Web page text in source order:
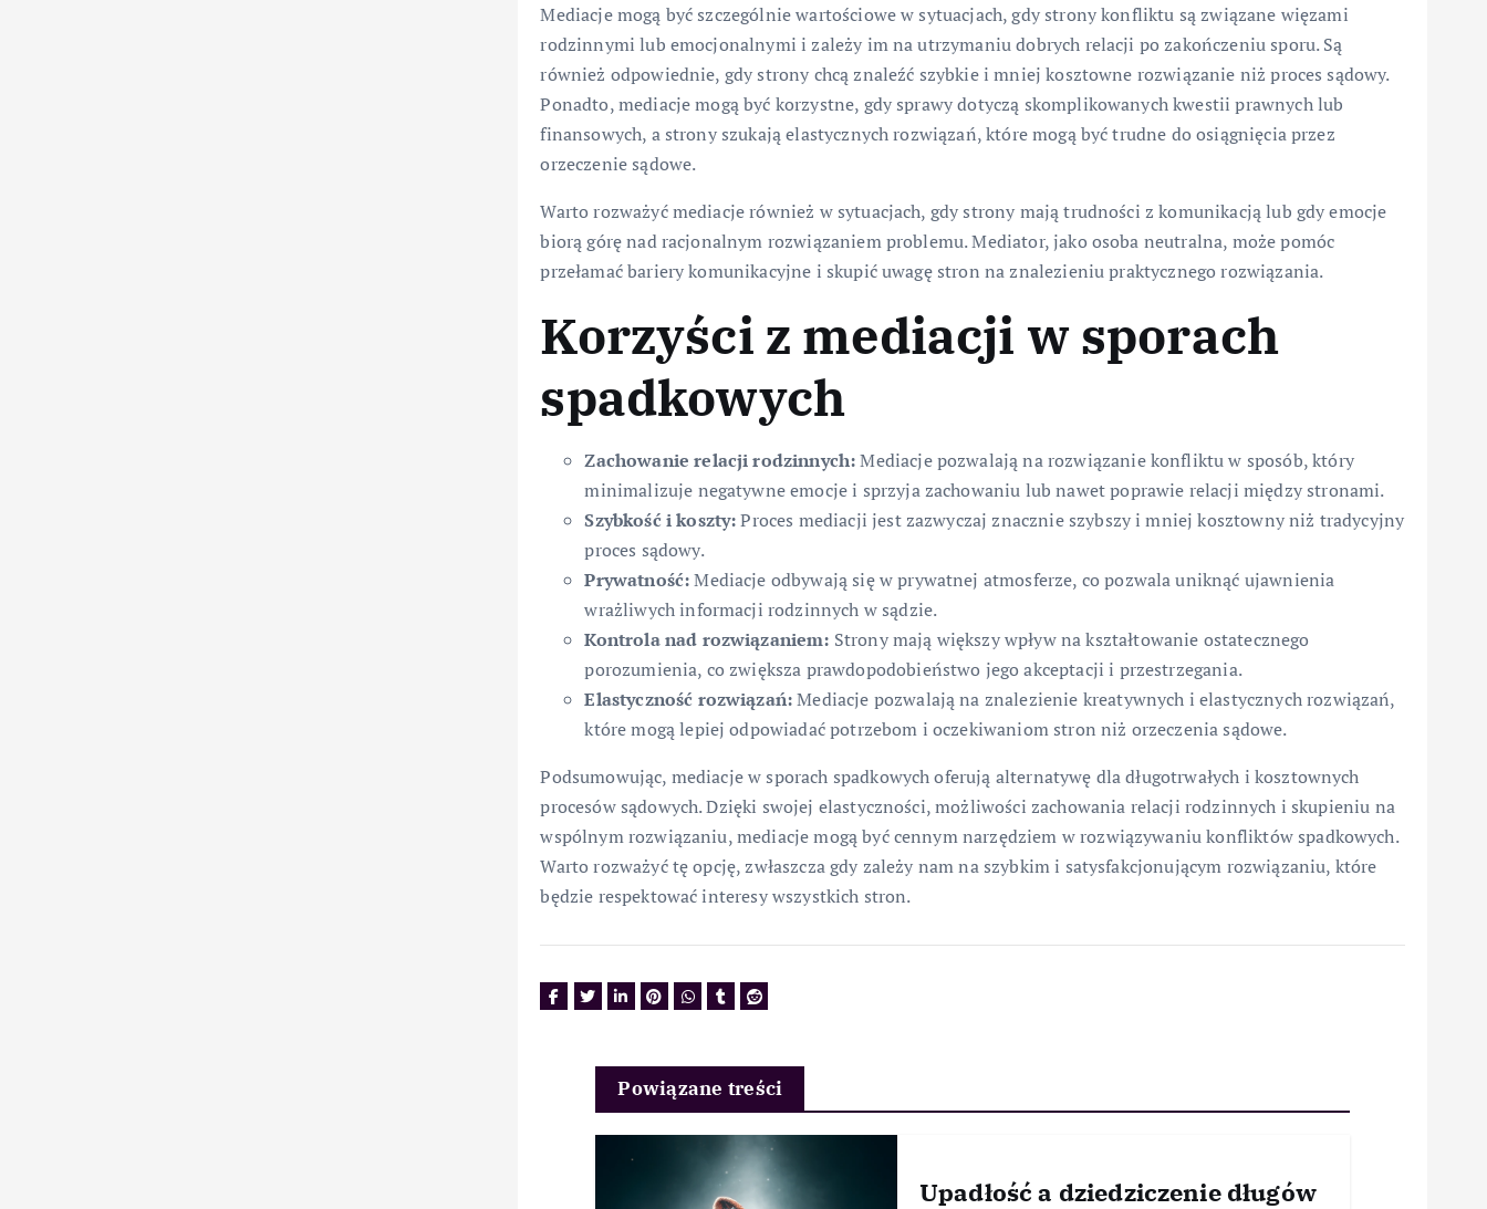
Mediacje mogą być szczególnie wartościowe w sytuacjach, gdy strony konfliktu są związane więzami
rodzinnymi lub emocjonalnymi i zależy im na utrzymaniu dobrych relacji po zakończeniu sporu. Są
również odpowiednie, gdy strony chcą znaleźć szybkie i mniej kosztowne rozwiązanie niż proces sądowy.
Ponadto, mediacje mogą być korzystne, gdy sprawy dotyczą skomplikowanych kwestii prawnych lub
finansowych, a strony szukają elastycznych rozwiązań, które mogą być trudne do osiągnięcia przez
orzeczenie sądowe.
Warto rozważyć mediacje również w sytuacjach, gdy strony mają trudności z komunikacją lub gdy emocje
biorą górę nad racjonalnym rozwiązaniem problemu. Mediator, jako osoba neutralna, może pomóc
przełamać bariery komunikacyjne i skupić uwagę stron na znalezieniu praktycznego rozwiązania.
Korzyści z mediacji w sporach
spadkowych
Zachowanie relacji rodzinnych:Mediacje pozwalają na rozwiązanie konfliktu w sposób, który
minimalizuje negatywne emocje i sprzyja zachowaniu lub nawet poprawie relacji między stronami.
Szybkość i koszty:Proces mediacji jest zazwyczaj znacznie szybszy i mniej kosztowny niż tradycyjny
proces sądowy.
Prywatność:Mediacje odbywają się w prywatnej atmosferze, co pozwala uniknąć ujawnienia
wrażliwych informacji rodzinnych w sądzie.
Kontrola nad rozwiązaniem: Strony mają większy wpływ na kształtowanie ostatecznego
porozumienia, co zwiększa prawdopodobieństwo jego akceptacji i przestrzegania.
Elastyczność rozwiązań:Mediacje pozwalają na znalezienie kreatywnych i elastycznych rozwiązań,
które mogą lepiej odpowiadać potrzebom i oczekiwaniom stron niż orzeczenia sądowe.
Podsumowując, mediacje w sporach spadkowych oferują alternatywę dla długotrwałych i kosztownych
procesów sądowych. Dzięki swojej elastyczności, możliwości zachowania relacji rodzinnych i skupieniu na
wspólnym rozwiązaniu, mediacje mogą być cennym narzędziem w rozwiązywaniu konfliktów spadkowych.
Warto rozważyć tę opcję, zwłaszcza gdy zależy nam na szybkim i satysfakcjonującym rozwiązaniu, które
będzie respektować interesy wszystkich stron.
Powiązane treści
Upadłość a dziedziczenie długów